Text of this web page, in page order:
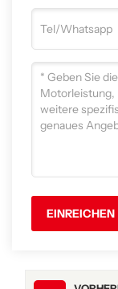
EINREICHEN